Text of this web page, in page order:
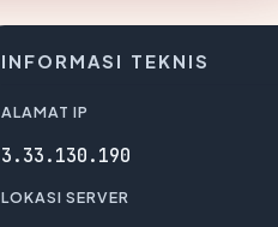
INFORMASI TEKNIS
ALAMAT IP
3.33.130.190
LOKASI SERVER